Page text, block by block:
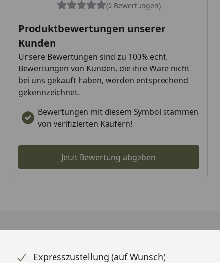
(0 Bewertungen)
Produktbewertungen unserer
Kunden
Unsere Bewertungen sind zu 100% echt.
Bewertungen von Kunden, die ihre Ware nicht
bei uns gekauft haben, werden entsprechend
gekennzeichnet.
Bewertungen mit diesem Symbol stammen
von verifizierten Käufern!
Jetzt Bewertung abgeben
Expresszustellung (auf Wunsch)